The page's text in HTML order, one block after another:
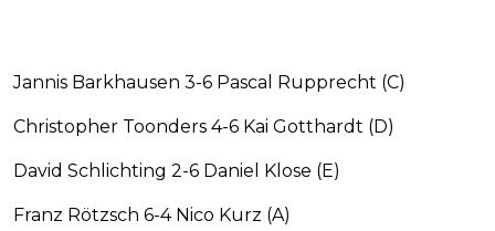
Jannis Barkhausen 3-6 Pascal Rupprecht (C)
Christopher Toonders 4-6 Kai Gotthardt (D)
David Schlichting 2-6 Daniel Klose (E)
Franz Rötzsch 6-4 Nico Kurz (A)